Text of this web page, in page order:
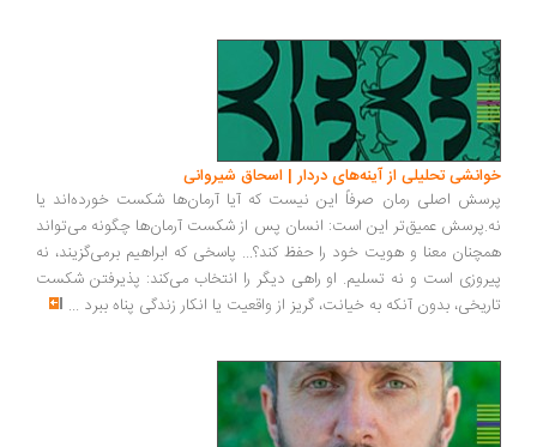
تحلیلی از آینه‌های دردار | اسحاق شیروانی
اصلی رمان صرفاً این نیست که آیا آرمان‌ها شکست خورده‌اند یا
عمیق‌تر این است: انسان پس از شکست آرمان‌ها چگونه می‌تواند
معنا و هویت خود را حفظ کند؟... پاسخی که ابراهیم برمی‌گزیند، نه
است و نه تسلیم. او راهی دیگر را انتخاب می‌کند: پذیرفتن شکست
بدون آنکه به خیانت، گریز از واقعیت یا انکار زندگی پناه ببرد...